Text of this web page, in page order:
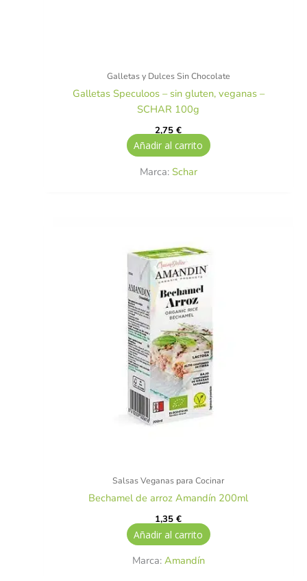
Galletas y Dulces Sin Chocolate
Galletas Speculoos – sin gluten, veganas –
SCHAR 100g
2,75€
Añadir al carrito
Marca: Schar
Salsas Veganas para Cocinar
Bechamel de arroz Amandín 200ml
1,35€
Añadir al carrito
Marca: Amandín